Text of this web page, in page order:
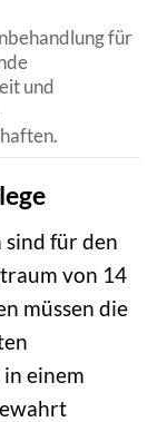
für
und
sind für den
von 14
müssen die
einem